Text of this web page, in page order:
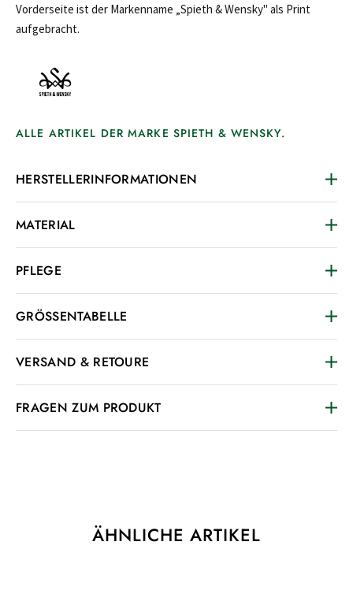
Vorderseite ist der Markenname „Spieth & Wensky" als Print
aufgebracht.
ALLE ARTIKEL DER MARKE SPIETH & WENSKY.
HERSTELLERINFORMATIONEN
MATERIAL
PFLEGE
GRÖSSENTABELLE
VERSAND & RETOURE
FRAGEN ZUM PRODUKT
ÄHNLICHE ARTIKEL